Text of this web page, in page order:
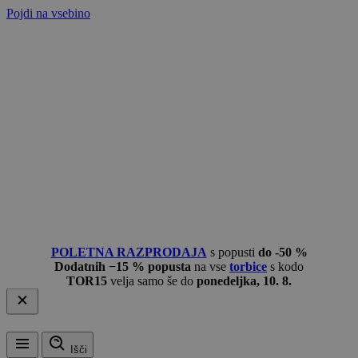
Pojdi na vsebino
POLETNA RAZPRODAJA s popusti do -50 %
Dodatnih −15 % popusta na vse torbice s kodo
TOR15 velja samo še do ponedeljka, 10. 8.
Išči